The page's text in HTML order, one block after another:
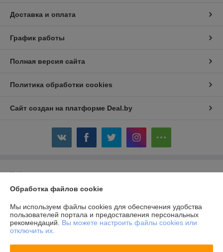
Доставка и оплата
График работы
Полная версия сайта
Политика обработки cookies
Сайт создан на платформе Deal.by
Информация для покупателя
Юридическое лицо:Общество с ограниченной ответственностью
220007, г.Минск, ул.Володько, д.24А, пом.501, каб.14
Регистрационный номер ЕГР: 690856291
Обработка файлов cookie
Мы используем файлы cookies для обеспечения удобства
пользователей портала и предоставления персональных
рекомендаций. Вы можете настроить файлы cookies или
отключить их.